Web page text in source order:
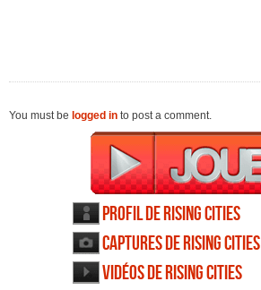
You must be logged in to post a comment.
Profil de Rising Cities
Captures de Rising Cities
Vidéos de Rising Cities